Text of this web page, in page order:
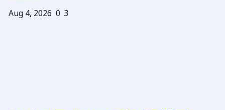
Aug 4, 2026 0 3